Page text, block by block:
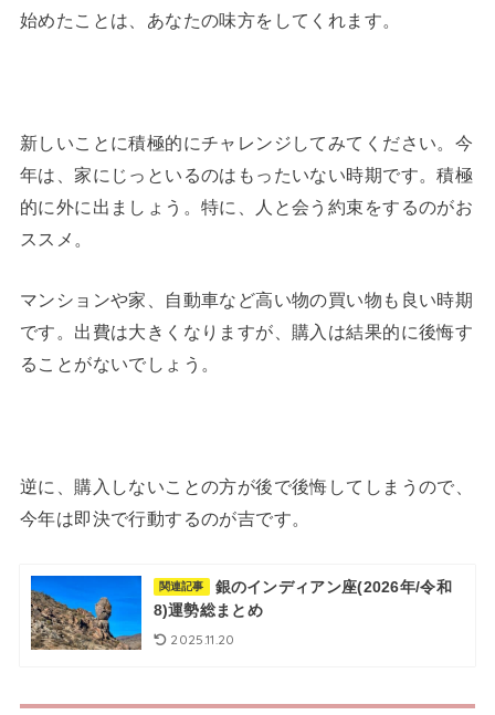
始めたことは、あなたの味方をしてくれます。
新しいことに積極的にチャレンジしてみてください。今
年は、家にじっといるのはもったいない時期です。積極
的に外に出ましょう。特に、人と会う約束をするのがお
ススメ。
マンションや家、自動車など高い物の買い物も良い時期
です。出費は大きくなりますが、購入は結果的に後悔す
ることがないでしょう。
逆に、購入しないことの方が後で後悔してしまうので、
今年は即決で行動するのが吉です。
関連記事
銀のインディアン座(2026年/令和
8)運勢総まとめ
2025.11.20